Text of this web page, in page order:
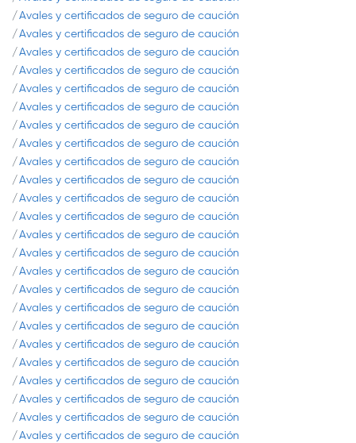
Avales y certificados de seguro de caución
Avales y certificados de seguro de caución
Avales y certificados de seguro de caución
Avales y certificados de seguro de caución
Avales y certificados de seguro de caución
Avales y certificados de seguro de caución
Avales y certificados de seguro de caución
Avales y certificados de seguro de caución
Avales y certificados de seguro de caución
Avales y certificados de seguro de caución
Avales y certificados de seguro de caución
Avales y certificados de seguro de caución
Avales y certificados de seguro de caución
Avales y certificados de seguro de caución
Avales y certificados de seguro de caución
Avales y certificados de seguro de caución
Avales y certificados de seguro de caución
Avales y certificados de seguro de caución
Avales y certificados de seguro de caución
Avales y certificados de seguro de caución
Avales y certificados de seguro de caución
Avales y certificados de seguro de caución
Avales y certificados de seguro de caución
Avales y certificados de seguro de caución